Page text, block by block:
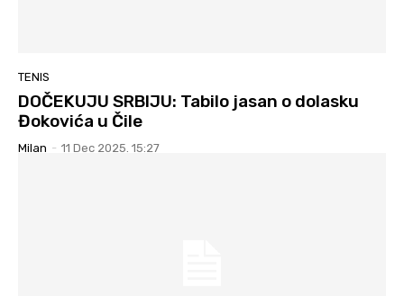
TENIS
DOČEKUJU SRBIJU: Tabilo jasan o dolasku
Đokovića u Čile
Milan - 11 Dec 2025. 15:27